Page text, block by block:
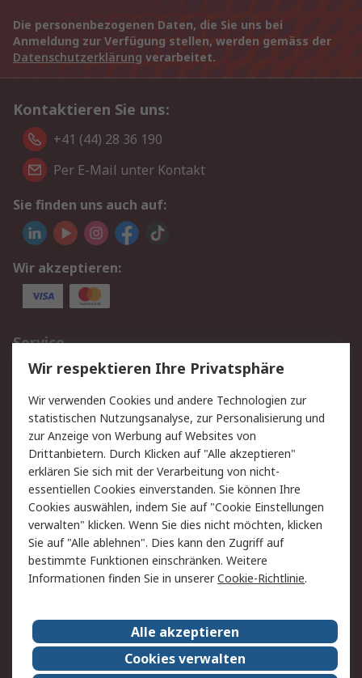
Die personenbezogenen Daten, die Sie uns bei
Anmeldung zur Verfügung stellen, werden gemäss der
Datenschutzerklärung verarbeitet.
Kontaktieren Sie uns:
+41 (44) 28 36 190
Per E-Mail unter Kontakt
Sie finden uns auch auf:
Wir akzeptieren:
Service
Value Added Services
Lieferlösungen
Rücksendungen
Kontakt
Hilfe
Rechtliches
AGB
Datenschutz
Cookie-Richtlinie
Zahlungsbedingungen
Copyright/Impressum
Über RS
Karriere bei RS
Nachhaltigkeit
Qualität/Umwelt/ZertifikatePresse-Center
Event-Center
Wir respektieren Ihre Privatsphäre
Wir verwenden Cookies und andere Technologien zur
statistischen Nutzungsanalyse, zur Personalisierung und
zur Anzeige von Werbung auf Websites von
Drittanbietern. Durch Klicken auf "Alle akzeptieren"
erklären Sie sich mit der Verarbeitung von nicht-
essentiellen Cookies einverstanden. Sie können Ihre
Cookies auswählen, indem Sie auf "Cookie Einstellungen
verwalten" klicken. Wenn Sie dies nicht möchten, klicken
Sie auf "Alle ablehnen". Dies kann den Zugriff auf
bestimmte Funktionen einschränken. Weitere
Informationen finden Sie in unsererCookie-Richtlinie.
Alle akzeptieren
Cookies verwalten